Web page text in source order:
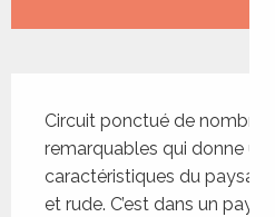
Circuit ponctué de
remarquables qui donne
caractéristiques du
et rude. C’est dans un